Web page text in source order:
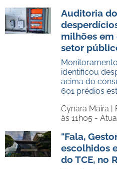
Auditoria
milhões em
setor
identificou
acima do
601 prédios
Cynara Maíra |
às 11h05 -
"Fala,
escolhidos
do TCE, no